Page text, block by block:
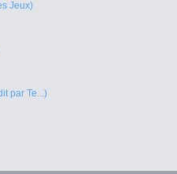
Jeux)
par Te...)